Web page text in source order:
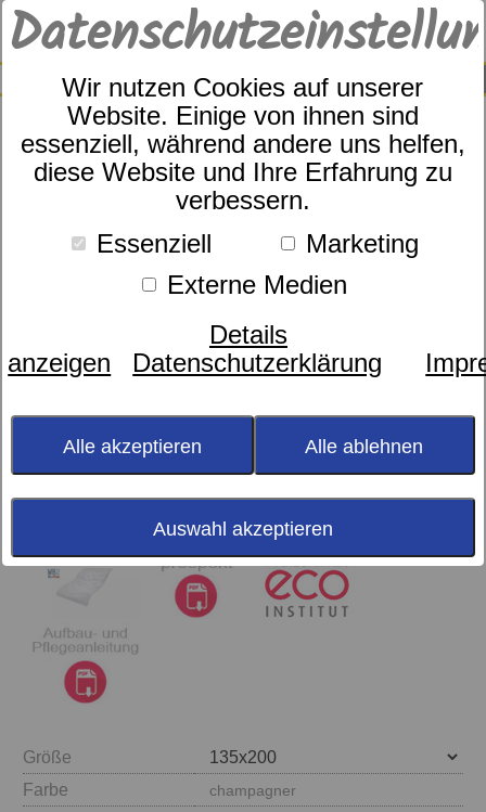
Wir nutzen Cookies auf unserer
Website. Einige von ihnen sind
essenziell, während andere uns helfen,
diese Website und Ihre Erfahrung zu
verbessern.
Essenziell
Marketing
Externe Medien
Details
anzeigen
Datenschutzerklärung
Alle akzeptieren Alle ablehnen
Auswahl akzeptieren
SUCHE
0
Zudecke
dormabell Kamelhaar Edition
WB 2
Größe
Farbe
champagner